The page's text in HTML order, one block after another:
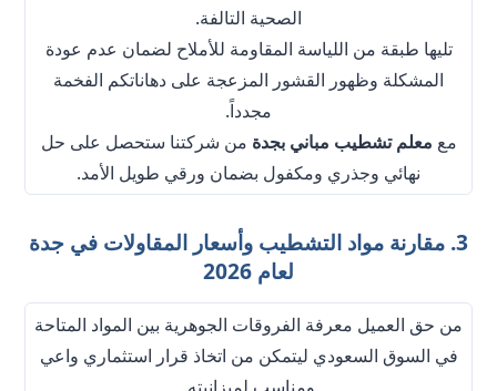
الصحية التالفة.
تليها طبقة من اللياسة المقاومة للأملاح لضمان عدم عودة
المشكلة وظهور القشور المزعجة على دهاناتكم الفخمة
مجدداً.
مع معلم تشطيب مباني بجدة من شركتنا ستحصل على حل
نهائي وجذري ومكفول بضمان ورقي طويل الأمد.
3. مقارنة مواد التشطيب وأسعار المقاولات في جدة
لعام 2026
من حق العميل معرفة الفروقات الجوهرية بين المواد المتاحة
في السوق السعودي ليتمكن من اتخاذ قرار استثماري واعي